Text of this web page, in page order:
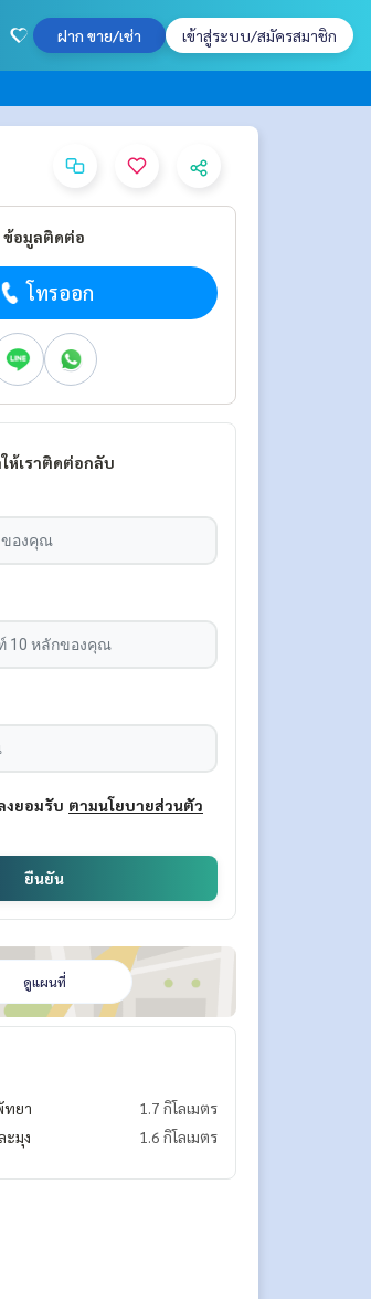
ฝาก ขาย/เช่า เข้าสู่ระบบ/สมัครสมาชิก
ข้อมูลติดต่อ
โทรออก
ห้เราติดต่อกลับ
งยอมรับ ตามนโยบายส่วนตัว
ยืนยัน
ดูแผนที่
ทยา
1.7 กิโลเมตร
ะมุง
1.6 กิโลเมตร